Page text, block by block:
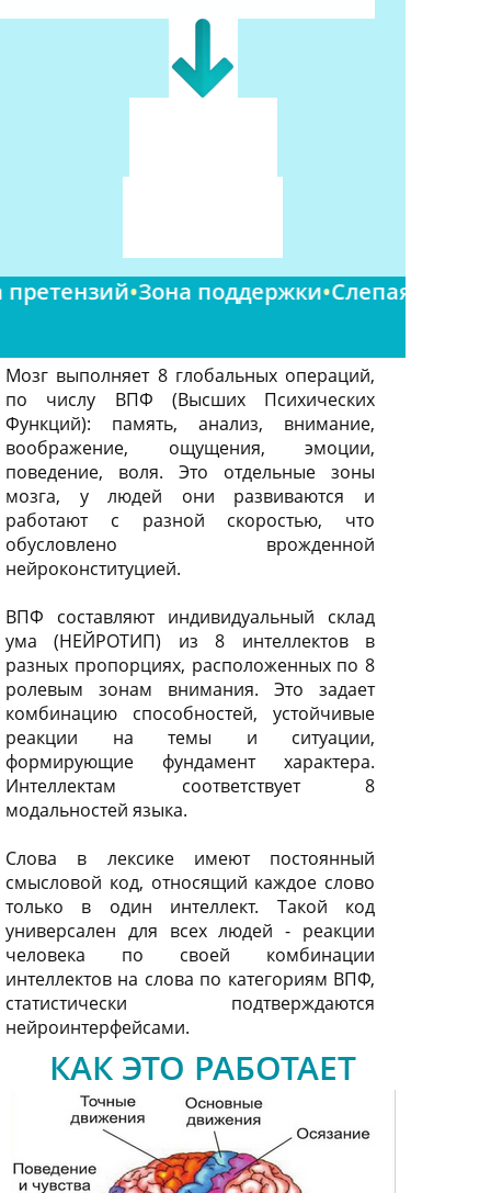
•Зона поддержки•Слепая зона•
Мозг выполняет 8 глобальных операций,
по числу ВПФ (Высших Психических
Функций): память, анализ, внимание,
воображение, ощущения, эмоции,
поведение, воля. Это отдельные зоны
мозга, у людей они развиваются и
работают с разной скоростью, что
обусловлено врожденной
нейроконституцией.
ВПФ составляют индивидуальный склад
ума (НЕЙРОТИП) из 8 интеллектов в
разных пропорциях, расположенных по 8
ролевым зонам внимания. Это задает
комбинацию способностей, устойчивые
реакции на темы и ситуации,
формирующие фундамент характера.
Интеллектам соответствует 8
модальностей языка.
Слова в лексике имеют постоянный
смысловой код, относящий каждое слово
только в один интеллект. Такой код
универсален для всех людей - реакции
человека по своей комбинации
интеллектов на слова по категориям ВПФ,
статистически подтверждаются
нейроинтерфейсами.
КАК ЭТО РАБОТАЕТ